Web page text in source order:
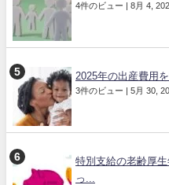
4件のビュー 8月 4,
2025年の出産費用
3件のビュー 5月 30,
特別支給の老齢厚
っ...